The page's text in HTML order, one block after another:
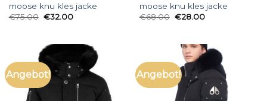
moose knu kles jacke
€75.00 €32.00
moose knu kles jacke
€68.00 €28.00
Angebot! Angebot!